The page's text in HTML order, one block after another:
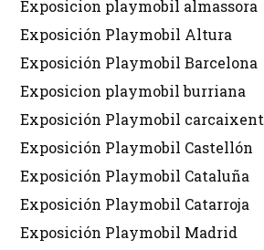
Exposicion playmobil almassora
Exposición Playmobil Altura
Exposición Playmobil Barcelona
Exposicion playmobil burriana
Exposición Playmobil carcaixent
Exposición Playmobil Castellón
Exposición Playmobil Cataluña
Exposición Playmobil Catarroja
Exposición Playmobil Madrid